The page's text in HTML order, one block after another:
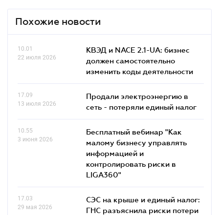
Похожие новости
10.01
22 июля 2026
КВЭД и NACE 2.1-UA: бизнес
должен самостоятельно
изменить коды деятельности
17.09
13 июля 2026
Продали электроэнергию в
сеть - потеряли единый налог
10.55
3 июня 2026
Бесплатный вебинар "Как
малому бизнесу управлять
информацией и
контролировать риски в
LIGA360"
17.03
29 мая 2026
СЭС на крыше и единый налог:
ГНС разъяснила риски потери